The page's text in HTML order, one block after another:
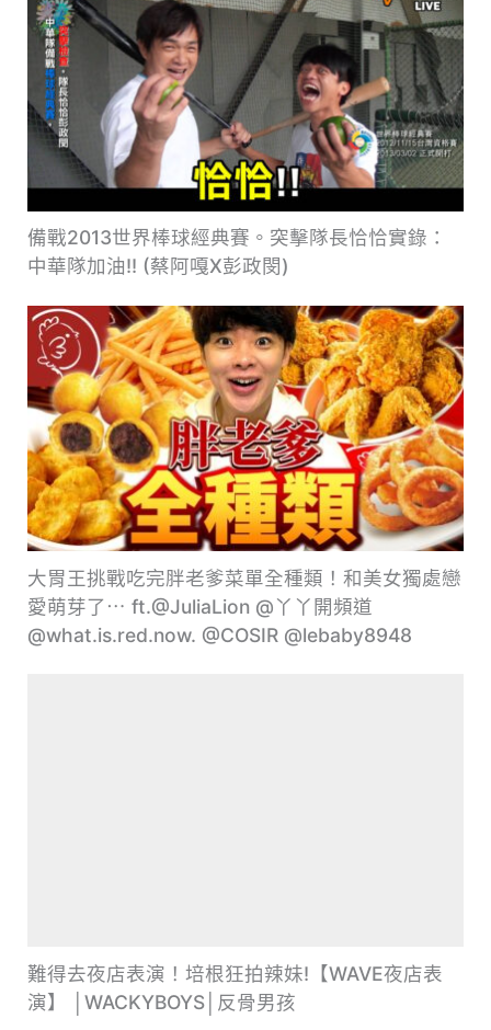
備戰2013世界棒球經典賽。突擊隊長恰恰實錄：
中華隊加油!! (蔡阿嘎X彭政閔)
大胃王挑戰吃完胖老爹菜單全種類！和美女獨處戀
愛萌芽了⋯ ft.@JuliaLion @丫丫開頻道
@what.is.red.now. @COSIR @lebaby8948
難得去夜店表演！培根狂拍辣妹!【WAVE夜店表
演】 │WACKYBOYS│反骨男孩